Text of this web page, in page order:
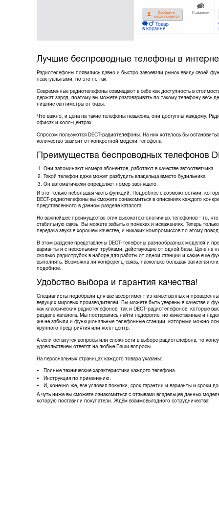
Сообщите,
когда появится
Товар
в корзине
К сравнению
Лучшие беспроводные телефоны в
Радиотелефоны появились давно и быстро завоевали рынок ввиду своей
неактуальными, но это не так.
Современные радиотелефоны совмещают в себе как доступность в
держат заряд, поэтому вы можете разговаривать по такому телефону весь
лишние сантиметры от базы.
Что важно, и цена на такие телефоны невысока, они доступны каждому.
офисах и колл-центрах.
Спросом пользуются DECT-радиотелефоны. На них хотелось бы
количество зависит от конкретной модели телефона.
Преимущества беспроводных телефонов
Они запоминают номера абонентов, работают в качестве автоответчика.
Такой телефон даже может разбудить владельца вместо будильника.
Он автоматически определяет номер звонящего.
И это только небольшая часть функций. Подробнее с возможностями,
DECT-радиотелефоны вы сможете ознакомиться в описаниях каждого
представленного в данном разделе каталога.
Но важнейшее преимущество этих высокотехнологичных телефонов - то,
стабильную связь. Вы можете забыть о помехах и искажениях. Теперь
передача звука в хорошем качестве, и никаких компромиссов по этому
В этом разделе представлены DECT-телефоны разнообразных моделей и
варианты и с несколькими трубками, действующие от одной базы. Цена на
сколько радиотрубок в наборе для работы от одной станции и какие еще
выполнять. Возможна ли конференц-связь, насколько большая записная
подобное.
Удобство выбора и гарантия качества!
Специалисты подобрали для вас ассортимент из качественных и
ведущих мировых производителей. Вы можете быть уверены в качестве и
как классических радиотелефонов, так и DECT-радиотелефонов, которые
разделе каталога. Мы постарались найти недорогие, но качественные и
же не забыли и функциональные телефонные станции, которыми можно
крупного предприятия или колл-центр.
А если останутся вопросы или сложности в выборе радиотелефона, то
удовольствием ответят на любые Ваши вопросы.
На персональных страницах каждого товара указаны:
Полные технические характеристики каждого телефона.
Инструкция по применению.
И, конечно же, все условия покупки, срок гарантии и варианты и сроки
А чуть ниже вы сможете ознакомиться с отзывами владельцев данных
которую поставили покупатели. Ждём взаимовыгодного сотрудничества!